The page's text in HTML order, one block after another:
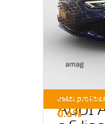
Jetzt
E-
0.6%
AUDI